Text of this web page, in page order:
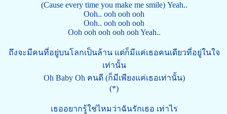
(Cause every time you make me smile) Yeah..
Ooh.. ooh ooh ooh
Ooh.. ooh ooh ooh
Ooh ooh ooh ooh ooh Yeah..
ถึงจะมีคนที่อยู่บนโลกเป็นล้าน แต่ก็มีแค่เธอคนเดียวที่อยู่ในใจ
เท่านั้น
Oh Baby Oh คนดี (ก็มีเพียงแค่เธอเท่านั้น)
(*)
เธออยากรู้ใช่ไหมว่าฉันรักเธอ เท่าไร